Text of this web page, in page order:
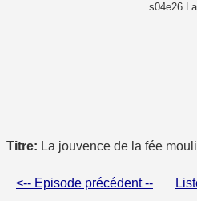
s04e26
Titre: La jouvence de la fée mouli
<-- Episode précédent --